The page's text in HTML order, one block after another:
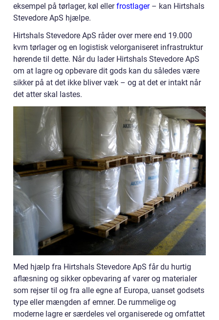
eksempel på tørlager, køl ellerfrostlager– kan Hirtshals
Stevedore ApS hjælpe.
Hirtshals Stevedore ApS råder over mere end 19.000
kvm tørlager og en logistisk velorganiseret infrastruktur
hørende til dette. Når du lader Hirtshals Stevedore ApS
om at lagre og opbevare dit gods kan du således være
sikker på at det ikke bliver væk – og at det er intakt når
det atter skal lastes.
Med hjælp fra Hirtshals Stevedore ApS får du hurtig
aflæsning og sikker opbevaring af varer og materialer
som rejser til og fra alle egne af Europa, uanset godsets
type eller mængden af emner. De rummelige og
moderne lagre er særdeles vel organiserede og omfattet